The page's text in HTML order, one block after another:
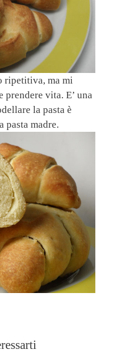
ma mi
prendere vita. E’ una
la pasta è
pasta madre.